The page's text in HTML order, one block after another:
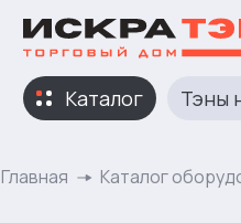
Каталог Тэны
Главная Каталог